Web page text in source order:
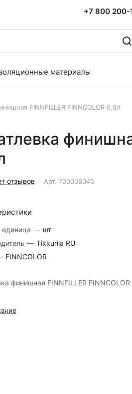
+7 800 200-
материалы
FINNFILLER FINNCOLOR 0,9л
отзывов Арт. 700008046
единица — шт
— Tikkurila RU
FINNCOLOR
финишная FINNFILLER FINNCOLOR